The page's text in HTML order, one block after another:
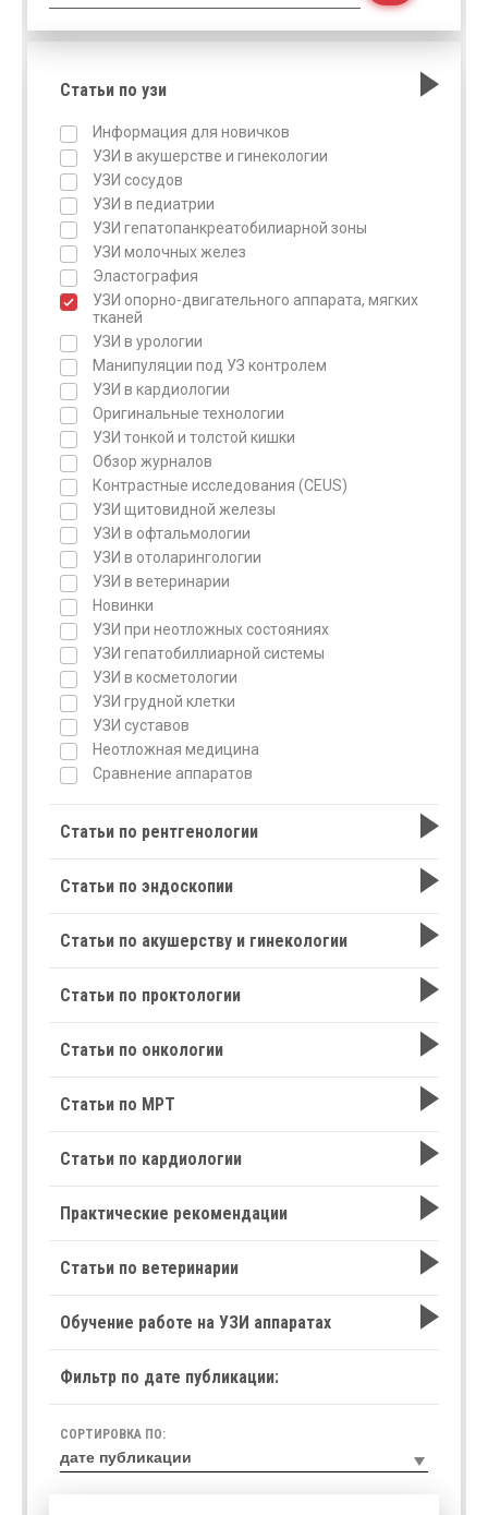
Статьи по узи
Информация для новичков
УЗИ в акушерстве и гинекологии
УЗИ сосудов
УЗИ в педиатрии
УЗИ гепатопанкреатобилиарной зоны
УЗИ молочных желез
Эластография
УЗИ опорно-двигательного аппарата, мягких
тканей
УЗИ в урологии
Манипуляции под УЗ контролем
УЗИ в кардиологии
Оригинальные технологии
УЗИ тонкой и толстой кишки
Обзор журналов
Контрастные исследования (CEUS)
УЗИ щитовидной железы
УЗИ в офтальмологии
УЗИ в отоларингологии
УЗИ в ветеринарии
Новинки
УЗИ при неотложных состояниях
УЗИ гепатобиллиарной системы
УЗИ в косметологии
УЗИ грудной клетки
УЗИ суставов
Неотложная медицина
Сравнение аппаратов
Статьи по рентгенологии
Статьи по эндоскопии
Статьи по акушерству и гинекологии
Статьи по проктологии
Статьи по онкологии
Статьи по МРТ
Статьи по кардиологии
Практические рекомендации
Статьи по ветеринарии
Обучение работе на УЗИ аппаратах
Фильтр по дате публикации:
СОРТИРОВКА ПО: